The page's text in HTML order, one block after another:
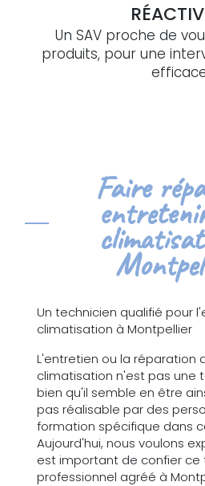
Un SAV proche de
produits, pour une
Faire
Un technicien qualifié pour
climatisation à Montpellier
L'entretien ou la réparation
climatisation n'est pas une
bien qu'il semble en être
pas réalisable par des
formation spécifique dans
Aujourd'hui, nous voulons
est important de confier ce
professionnel agréé à